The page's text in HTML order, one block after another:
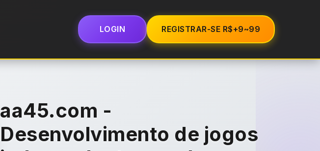
LOGIN REGISTRAR-SE R$+9~99
aa45.com -
Desenvolvimento de jogos